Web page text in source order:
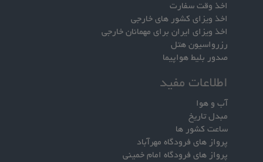
اخذ وقت سفارت
اخذ ویزای کشور های خارجی
اخذ ویزای ایران برای مهمانان خارجی
رزرواسیون هتل
صدور بلیط هواپیما
اطلاعات مفید
آب و هوا
مبدل تاریخ
ساعت کشور ها
پرواز های فرودگاه مهرآباد
پرواز های فرودگاه امام خمینی